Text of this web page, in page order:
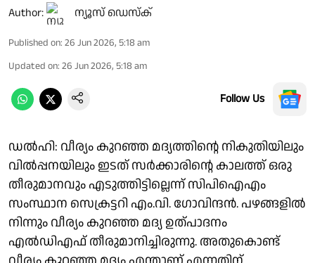
Author: ന്യൂസ് ഡെസ്ക്
Published on: 26 Jun 2026, 5:18 am
Updated on: 26 Jun 2026, 5:18 am
Follow Us
ഡൽഹി: വീര്യം കുറഞ്ഞ മദ്യത്തിൻ്റെ നികുതിയിലും
വിൽപ്പനയിലും ഇടത് സർക്കാരിൻ്റെ കാലത്ത് ഒരു
തീരുമാനവും എടുത്തിട്ടില്ലെന്ന് സിപിഐഎം
സംസ്ഥാന സെക്രട്ടറി എം.വി. ഗോവിന്ദൻ. പഴങ്ങളിൽ
നിന്നും വീര്യം കുറഞ്ഞ മദ്യ ഉത്പാദനം
എൽഡിഎഫ് തീരുമാനിച്ചിരുന്നു. അതുകൊണ്ട്